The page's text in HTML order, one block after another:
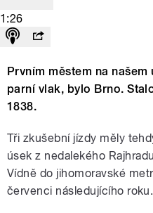
1:26
Prvním městem na
parní vlak, bylo Brno.
1838.
Tři zkušební jízdy měly
úsek z nedalekého
Vídně do jihomoravské
červenci následujícího